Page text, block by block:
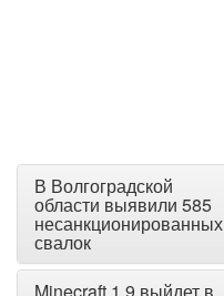
В Волгоградской
области выявили 585
несанкционированных
свалок